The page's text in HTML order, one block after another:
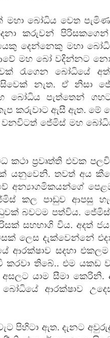
මහා බෝධිය වෙත
කරුවන්
දෙන්නෙකු මහා
මහ බෝ වදින්නට
රැගෙන බෝධියේ
නැත. ඒ නිසා
බෝධිය පැත්තෙන්
කරුවාට ඇසී ඇත. මේ
ජේමිස් මහ
කථා ප්‍රවෘත්ති එවක
යනුවෙනි. තවත් අය
අන්‍යාගමිකයන්ගේ
කල පාඩුව ආපසු
බවටම පත්විය.
සහභාගි විය. අදත්
ලෙස දැක්වෙන්නේ
සදහා එකලම
තිබේ.. එම යකඩ
යාම සීමා කෙරිනි.
ආරක්ෂාව
පිහිටා ඇත. දැනට